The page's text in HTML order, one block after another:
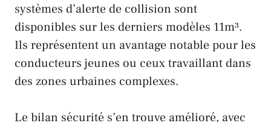
systèmes d’alerte de collision sont
disponibles sur les derniers modèles 11m³.
Ils représentent un avantage notable pour les
conducteurs jeunes ou ceux travaillant dans
des zones urbaines complexes.
Le bilan sécurité s’en trouve amélioré, avec